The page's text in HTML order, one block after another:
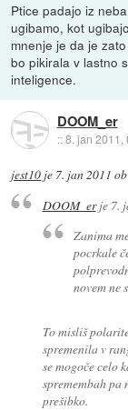
Ptice padajo iz
ugibamo, kot
mnenje je da je
bo pikirala v lastno
inteligence.
DOOM_er
::8. jan 2011,
jest10 je 7. jan 2011
DOOM_erje 7.
Zanima
pocrkale
novem ne
To misliš
spremenila v
se mogoče celo
spremembah pa
prešibko.